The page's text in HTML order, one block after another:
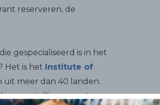
reserveren, de
gespecialiseerd is in het
Het is het Institute of
meer dan 40 landen.
voorstellingen met